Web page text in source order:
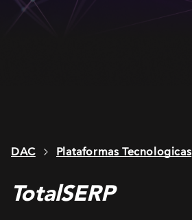
DAC Plataformas Tecnologicas
TotalSERP